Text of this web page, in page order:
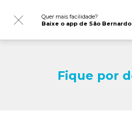
Quer mais facilidade?
Baixe o app de São Bernardo
Fique por